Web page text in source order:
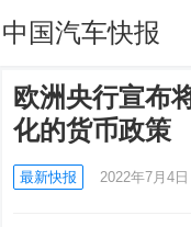
中国汽车快报
欧洲央行宣布
化的货币政策
最新快报 2022年7月4